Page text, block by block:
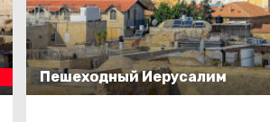
Пешеходный Иерусалим